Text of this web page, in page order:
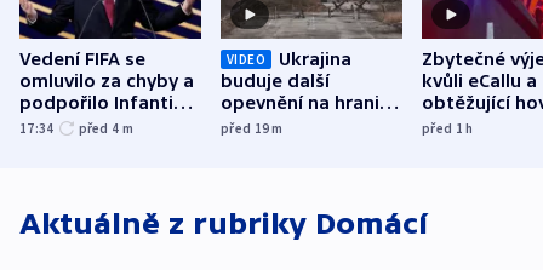
Vedení FIFA se
omluvilo za chyby a
podpořilo Infantina.
UEFA trvá na
17:34 před 4 m
VIDEO
Ukrajina
buduje další
opevnění na hranici
s Běloruskem
před 19m
Zbytečné
kvůli eCallu a
obtěžující
zdržují
před 1h
Aktuálně z rubriky Domácí